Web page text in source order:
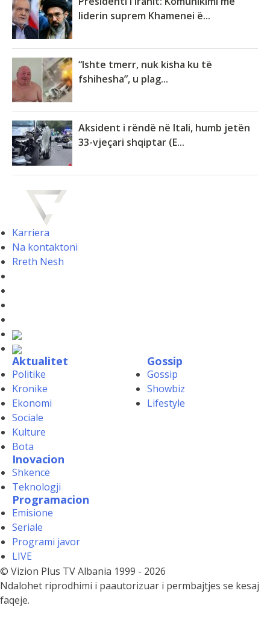
Karriera
Na kontaktoni
Rreth Nesh
Aktualitet
Politike
Kronike
Ekonomi
Sociale
Kulture
Bota
Showbiz
Lifestyle
Inovacion
Shkencë
Teknologji
Programacion
Emisione
Seriale
Programi javor
LIVE
© Vizion Plus TV Albania 1999 - 2026
Ndalohet riprodhimi i paautorizuar i permbajtjes se kesaj
faqeje.